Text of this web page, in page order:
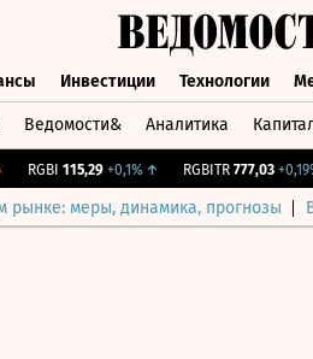
Инвестиции Технологии
Ведомости& Аналитика
RGBI 115,29 +0,1%↑ RGBITR 777,03 +0,19%
рынке: меры, динамика, прогнозы